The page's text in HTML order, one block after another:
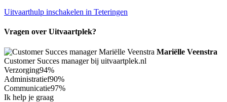
Uitvaarthulp inschakelen in Teteringen
Vragen over Uitvaartplek?
Mariëlle Veenstra
Customer Succes manager bij uitvaartplek.nl
Verzorging94%
Administratief90%
Communicatie97%
Ik help je graag